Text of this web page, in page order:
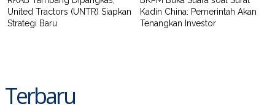
United Tractors (UNTR) Siapkan
Strategi Baru
Kadin China: Pemerintah Akan
Tenangkan Investor
Terbaru